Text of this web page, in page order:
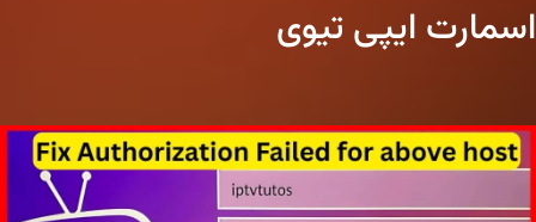
اسمارت ایپی تیوی